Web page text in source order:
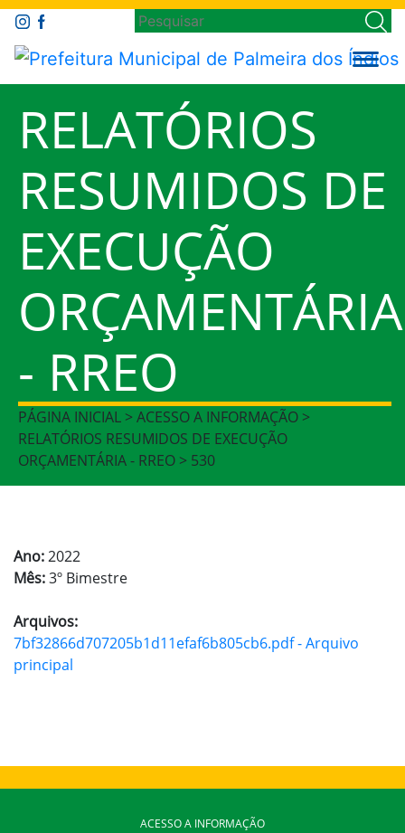
RELATÓRIOS
RESUMIDOS DE
EXECUÇÃO
ORÇAMENTÁRIA
- RREO
PÁGINA INICIAL > ACESSO A INFORMAÇÃO >
RELATÓRIOS RESUMIDOS DE EXECUÇÃO
ORÇAMENTÁRIA - RREO > 530
Ano:2022
Mês:3º Bimestre
Arquivos:
7bf32866d707205b1d11efaf6b805cb6.pdf - Arquivo
principal
ACESSO A INFORMAÇÃO